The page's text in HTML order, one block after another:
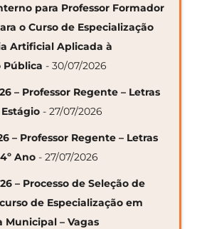
para Professor Formador
o Curso de Especialização
Artificial Aplicada à
Pública - 30/07/2026
– Professor Regente – Letras
- 27/07/2026
– Professor Regente – Letras
Ano - 27/07/2026
– Processo de Seleção de
de Especialização em
Municipal – Vagas